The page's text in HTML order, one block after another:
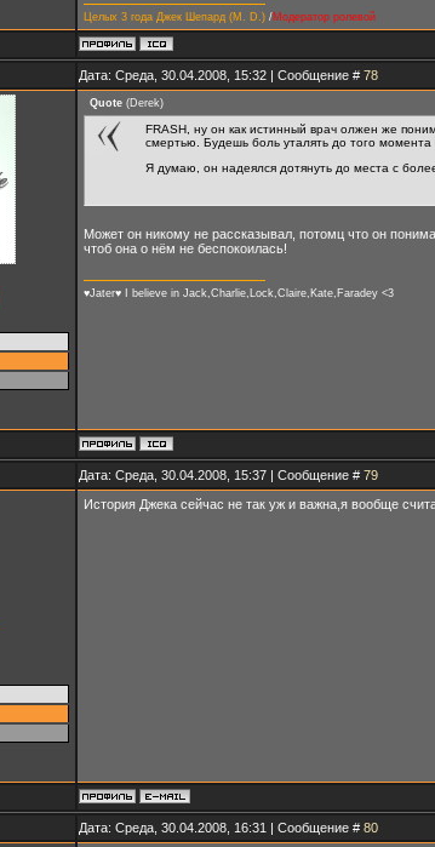
Целых 3 года Джек Шепард (M. D.)/Модератор ролевой
Дата: Среда, 30.04.2008, 15:32 | Сообщение # 78
Quote(Derek)
FRASH, ну он как истинный врач олжен же
смертью. Будешь боль уталять до того момента
Я думаю, он надеялся дотянуть до места с
Может он никому не рассказывал, потомц что он
чтоб она о нём не беспокоилась!
♥Jater♥ I believe in Jack,Charlie,Lock,Claire,Kate,Faradey <3
Дата: Среда, 30.04.2008, 15:37 | Сообщение # 79
История Джека сейчас не так уж и важна,я вообще
Дата: Среда, 30.04.2008, 16:31 | Сообщение # 80